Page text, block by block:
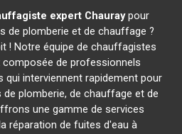
expert Chauraypour
de plomberie et de chauffage ?
! Notre équipe de chauffagistes
de professionnels
qui interviennent rapidement pour
plomberie, de chauffage et de
une gamme de services
réparation de fuites d'eau à